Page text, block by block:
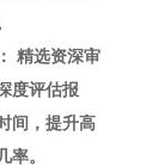
精选资深审
度评估报
间，提升高
。